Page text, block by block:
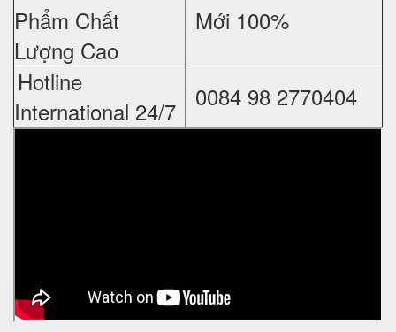
Phẩm Chất
Lượng Cao
Mới 100%
Hotline
International 24/7
0084 98 2770404